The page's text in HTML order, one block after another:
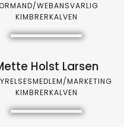
WEBANSVARLIG
KIMBRERKALVEN
Holst Larsen
MARKETING
KIMBRERKALVEN